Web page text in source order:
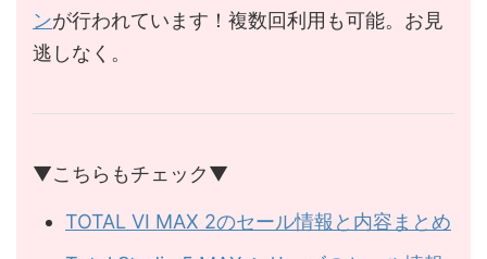
ンが行われています！複数回利用も可能。お見
逃しなく。
▼こちらもチェック▼
TOTAL VI MAX 2のセール情報と内容まとめ